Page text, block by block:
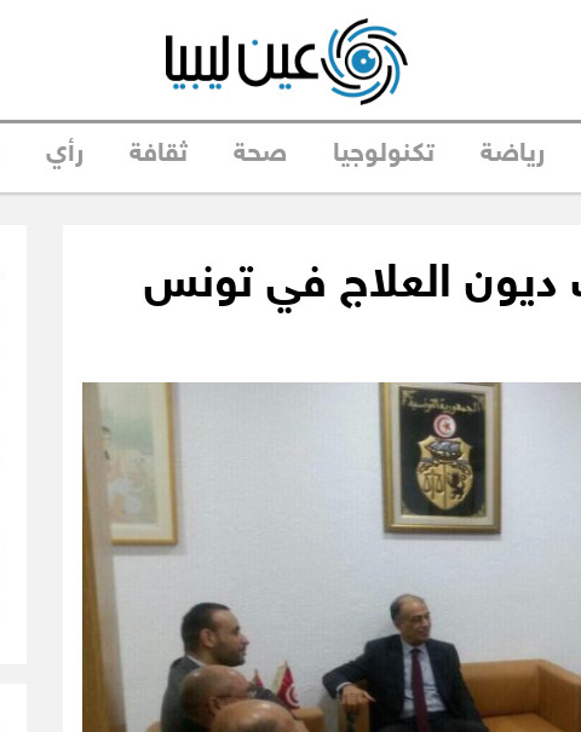
رياضة تكنولوجيا صحة ثقافة رأي
ديون العلاج في تونس